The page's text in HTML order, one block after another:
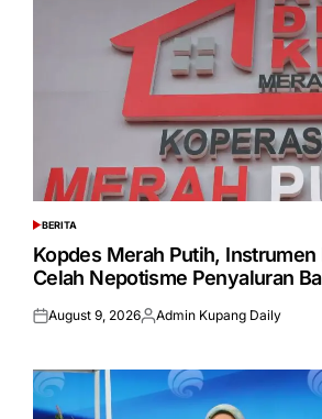
POSTED
IN
BERITA
Kopdes Merah Putih,
Celah Nepotisme Penyaluran
Posted
August 9, 2026Posted
Admin Kupang Daily